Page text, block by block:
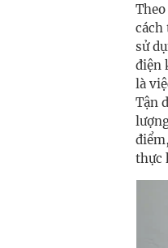
cách
sử
điện
là
Tận
thực